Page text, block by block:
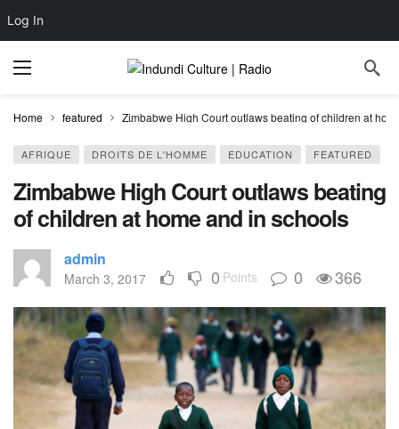
Log In
Home featured Zimbabwe High Court outlaws beating of children at
AFRIQUE DROITS DE L'HOMME EDUCATION FEATURED
Zimbabwe High Court outlaws beating
of children at home and in schools
admin
March 3, 2017 0 Points 0 366